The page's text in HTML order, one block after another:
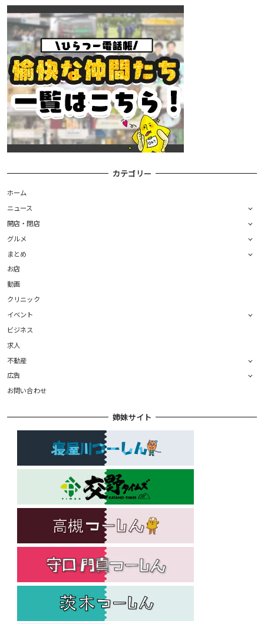
カテゴリー
ホーム
ニュース
開店・閉店
グルメ
まとめ
お店
動画
クリニック
イベント
ビジネス
求人
不動産
広告
お問い合わせ
姉妹サイト